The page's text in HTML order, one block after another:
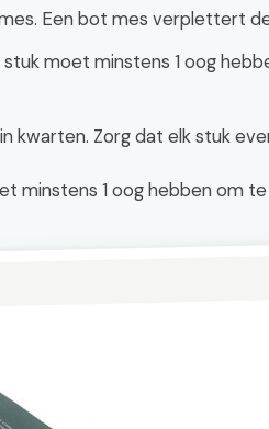
Een bot mes verplettert
moet minstens 1 oog
kwarten. Zorg dat elk stuk
minstens 1 oog hebben om